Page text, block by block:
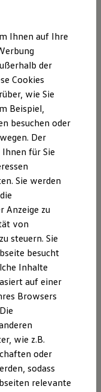
Buzz
Caravelle
Modelle
Produkte
Privatkunden
Gewerbekunden
Ingo
Starke
2 MStV:
KG
Ingo
Starke
gem. §
Nr. D-8KET-
Grafschaft
Osnabrück
Neuer
und
€/Anruf;
Ihnen auf Ihre
der
Cookies
wie Sie
Beispiel,
besuchen oder
Der
für Sie
Sie werden
Anzeige zu
von
steuern. Sie
besucht
Inhalte
auf einer
Browsers
wie z.B.
oder
sodass
relevante